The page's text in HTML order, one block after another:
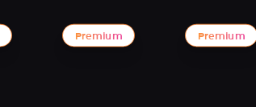
Premium Premium